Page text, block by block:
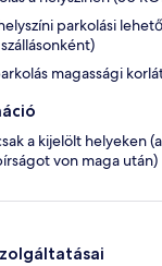
parkolási
magassági
a kijelölt helyeken
von maga után)